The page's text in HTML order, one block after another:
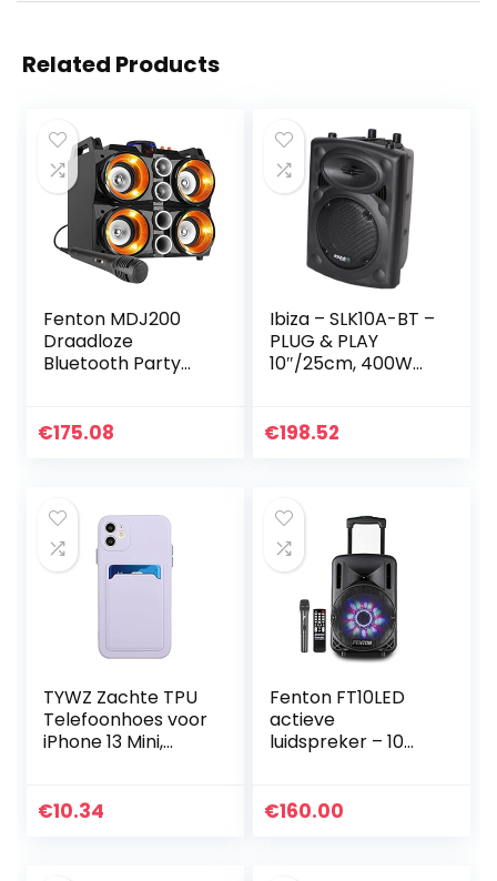
Related Products
Fenton MDJ200
Draadloze
Bluetooth Party
Accu, Microfoon,
€175.08
Ibiza – SLK10A-BT –
PLUG & PLAY
10″/25cm, 400W
geïntegreerde
€198.52
TYWZ Zachte TPU
Telefoonhoes voor
iPhone 13 Mini,
Fit Beschermende
€10.34
Fenton FT10LED
actieve
luidspreker – 10
: 450 W,
€160.00